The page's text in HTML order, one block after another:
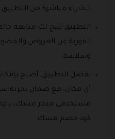
الشراء مباشرة من التطبيق.
التطبيق يتيح لك متابعة
الفورية عن العروض
وسلاسة.
بفضل التطبيق، أصبح
أي مكان، مع ضمان تجربة
مستخدمي متجر مسك،
كود خصم مسك.